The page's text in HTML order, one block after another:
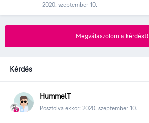
2020. szeptember 10.
Megválaszolom a kérdést!
Kérdés
HummelT
Posztolva ekkor: 2020. szeptember 10.